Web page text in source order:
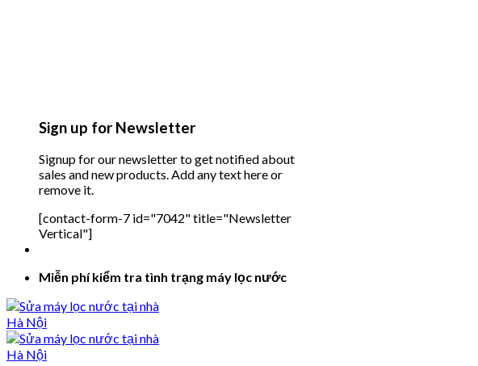
Sign up for Newsletter
Signup for our newsletter to get notified about
sales and new products. Add any text here or
remove it.
[contact-form-7 id="7042" title="Newsletter
Vertical"]
Miễn phí kiểm tra tình trạng máy lọc nước